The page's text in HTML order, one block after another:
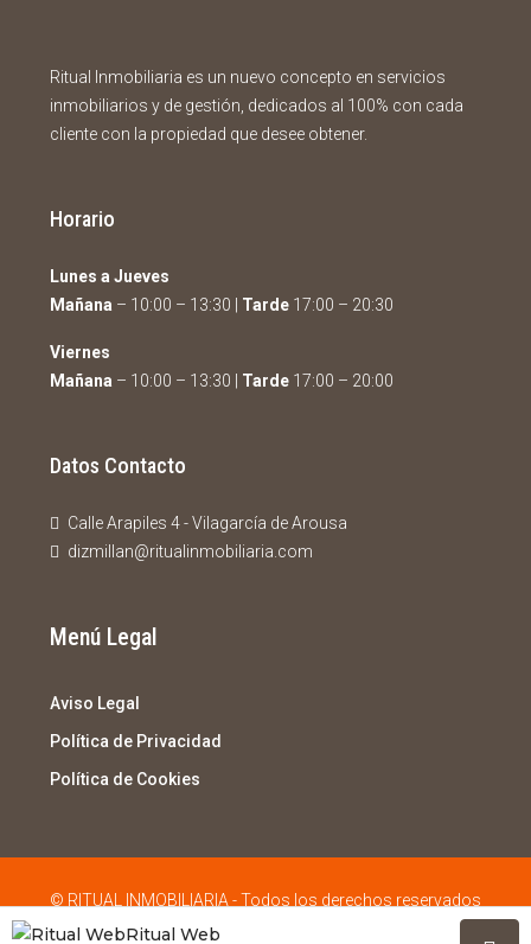
Ritual Web
Ritual Inmobiliaria es un nuevo concepto en servicios
inmobiliarios y de gestión, dedicados al 100% con cada
cliente con la propiedad que desee obtener.
Horario
Lunes a Jueves
Mañana – 10:00 – 13:30 | Tarde 17:00 – 20:30
Viernes
Mañana – 10:00 – 13:30 | Tarde 17:00 – 20:00
Datos Contacto
Calle Arapiles 4 - Vilagarcía de Arousa
dizmillan@ritualinmobiliaria.com
Menú Legal
Aviso Legal
Política de Privacidad
Política de Cookies
© RITUAL INMOBILIARIA - Todos los derechos reservados